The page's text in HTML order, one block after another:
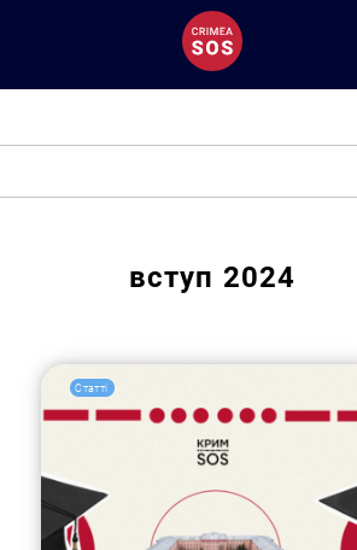
вступ 2024
Статті